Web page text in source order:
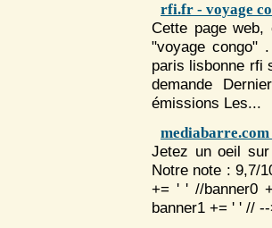
rfi.fr - voyage
Cette page
"voyage congo"
paris lisbonne rfi
demande
émissions Les...
mediabarre.com
Jetez un oeil
Notre note : 9,7/
+= ' ' //banner0
banner1 += ' ' //